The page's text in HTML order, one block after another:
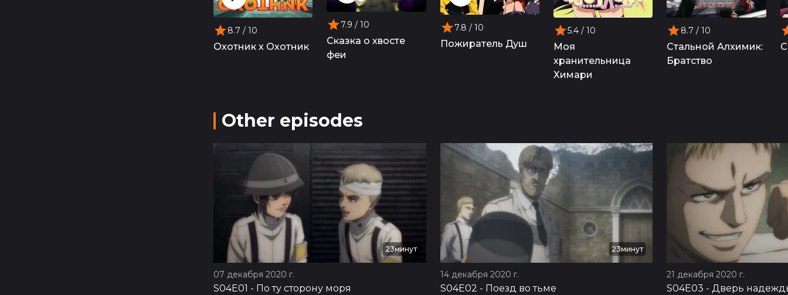
8.7 / 10
Охотник х Охотник
7.9 / 10
Сказка о хвосте
феи
7.8 / 10
Пожиратель Душ
5.4/ 10
Моя
хранительница
Химари
8.7 / 10
Стальной Алхимик:
Братство
Other episodes
23минут
07 декабря 2020 г.
S04E01 - По ту сторону моря
23минут
14 декабря 2020 г.
S04E02 - Поезд во тьме
21 декабря 2020 г.
S04E03 - Дверь